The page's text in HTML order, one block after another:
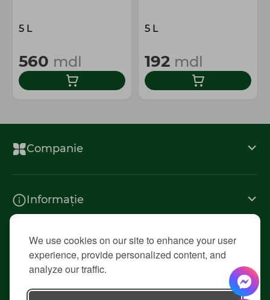
We use cookies on our site to enhance your user
experience, provide personalized content, and
analyze our traffic.
5 L
560 mdl
5 L
192 mdl
Companie
Informație
Contacte